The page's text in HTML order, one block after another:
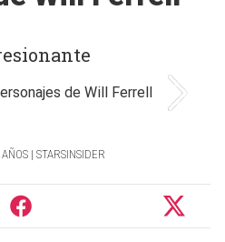
| STARSINSIDER